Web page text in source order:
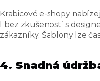
Krabicové e-shopy
I bez zkušeností s
zákazníky. Šablony lze
4. Snadná